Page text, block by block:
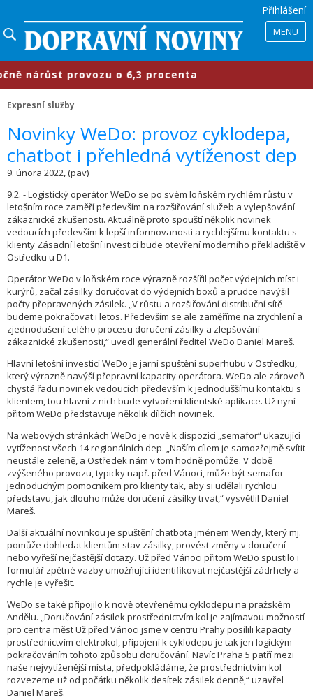
Přihlášení
MENU
provozu o 6,3 procenta
Expresní služby
Novinky WeDo: provoz cyklodepa,
chatbot i přehledná vytíženost dep
9. února 2022, (pav)
9.2. - Logistický operátor WeDo se po svém loňském rychlém růstu v
letošním roce zaměří především na rozšiřování služeb a vylepšování
zákaznické zkušenosti. Aktuálně proto spouští několik novinek
vedoucích především k lepší informovanosti a rychlejšímu kontaktu s
klienty Zásadní letošní investicí bude otevření moderního překladiště v
Ostředku u D1.
Operátor WeDo v loňském roce výrazně rozšířil počet výdejních míst i
kurýrů, začal zásilky doručovat do výdejních boxů a prudce navýšil
počty přepravených zásilek. „V růstu a rozšiřování distribuční sítě
budeme pokračovat i letos. Především se ale zaměříme na zrychlení a
zjednodušení celého procesu doručení zásilky a zlepšování
zákaznické zkušenosti,“ uvedl generální ředitel WeDo Daniel Mareš.
Hlavní letošní investicí WeDo je jarní spuštění superhubu v Ostředku,
který výrazně navýší přepravní kapacity operátora. WeDo ale zároveň
chystá řadu novinek vedoucích především k jednoduššímu kontaktu s
klientem, tou hlavní z nich bude vytvoření klientské aplikace. Už nyní
přitom WeDo představuje několik dílčích novinek.
Na webových stránkách WeDo je nově k dispozici „semafor“ ukazující
vytíženost všech 14 regionálních dep. „Naším cílem je samozřejmě svítit
neustále zeleně, a Ostředek nám v tom hodně pomůže. V době
zvýšeného provozu, typicky např. před Vánoci, může být semafor
jednoduchým pomocníkem pro klienty tak, aby si udělali rychlou
představu, jak dlouho může doručení zásilky trvat,“ vysvětlil Daniel
Mareš.
Další aktuální novinkou je spuštění chatbota jménem Wendy, který mj.
pomůže dohledat klientům stav zásilky, provést změny v doručení
nebo vyřeší nejčastější dotazy. Už před Vánoci přitom WeDo spustilo i
formulář zpětné vazby umožňující identifikovat nejčastější zádrhely a
rychle je vyřešit.
WeDo se také připojilo k nově otevřenému cyklodepu na pražském
Andělu. „Doručování zásilek prostřednictvím kol je zajímavou možností
pro centra měst Už před Vánoci jsme v centru Prahy posílili kapacity
prostřednictvím elektrokol, připojení k cyklodepu je tak jen logickým
pokračováním tohoto způsobu doručování. Navíc Praha 5 patří mezi
naše nejvytíženější místa, předpokládáme, že prostřednictvím kol
rozvezeme už od počátku několik desítek zásilek denně,“ uzavřel
Daniel Mareš.